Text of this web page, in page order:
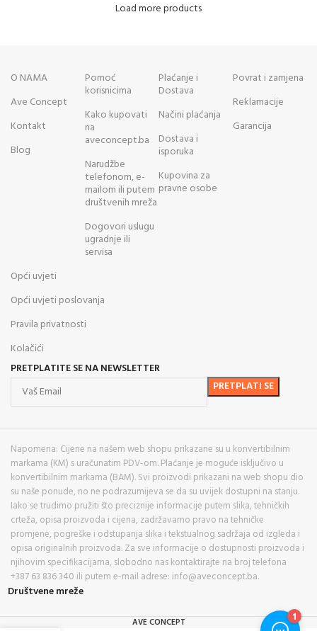
Load more products
O NAMA
Ave Concept
Kontakt
Blog
Pomoć
korisnicima
Kako kupovati
na
aveconcept.ba
Narudžbe
telefonom, e-
mailom ili putem
društvenih mreža
Dogovori uslugu
ugradnje ili
servisa
Plaćanje i
Dostava
Načini plaćanja
Dostava i
isporuka
Kupovina za
pravne osobe
Povrat i zamjena
Reklamacije
Garancija
Opći uvjeti
Opći uvjeti poslovanja
Pravila privatnosti
Kolačići
PRETPLATITE SE NA NEWSLETTER
Napomena: Cijene na našem web shopu prikazane su u konvertibilnim
markama (KM) s uračunatim PDV-om. Plaćanje je moguće isključivo u
konvertibilnim markama (BAM). Svi proizvodi prikazani na web shopu dio
su naše ponude, no ne podrazumijeva se da su uvijek dostupni na stanju.
Iako se trudimo pružiti što preciznije informacije putem slika, tehničkih
crteža, opisa proizvoda i cijena, zadržavamo pravo na tehničke
promjene, pogreške i odstupanja slika i tekstualnog sadržaja od izgleda i
opisa originalnih proizvoda. Za sve informacije o dostupnosti proizvoda i
njihovim specifikacijama, slobodno nas kontaktirajte na broj telefona
+387 63 836 340 ili putem e-mail adrese: info@aveconcept.ba.
Društvene mreže
AVE CONCEPT